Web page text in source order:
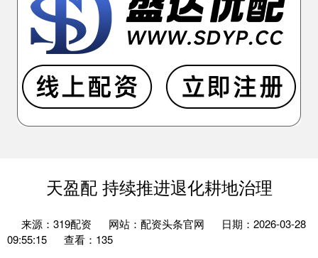
天盈配 持续推进退化耕地治理
来源：319配资 网站：配资头条官网
日期：2026-03-28
09:55:15
查看：135